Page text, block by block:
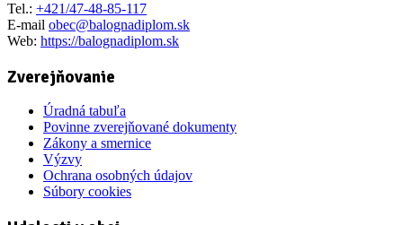
Tel.: +421/47-48-85-117
E-mail obec@balognadiplom.sk
Web: https://balognadiplom.sk
Zverejňovanie
Úradná tabuľa
Povinne zverejňované dokumenty
Zákony a smernice
Výzvy
Ochrana osobných údajov
Súbory cookies